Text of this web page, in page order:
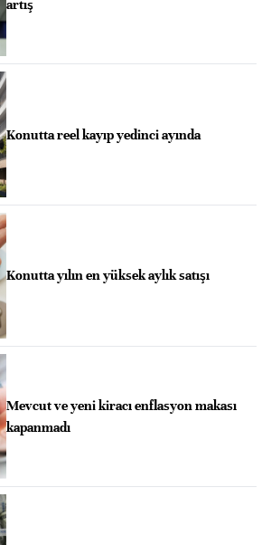
artış
Konutta reel kayıp yedinci ayında
Konutta yılın en yüksek aylık satışı
Mevcut ve yeni kiracı enflasyon makası
kapanmadı